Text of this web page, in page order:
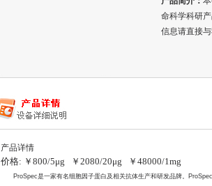
命科学科研
信息请直接与
产品详情
价格: ￥800/5μg ￥2080/20μg ￥48000/1mg
ProSpec是一家有名细胞因子蛋白及相关抗体生产和研发品牌。